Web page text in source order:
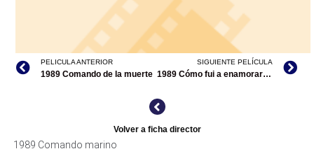
PELICULA ANTERIOR
1989 Comando de la muerte
SIGUIENTE PELÍCULA
1989 Cómo fui a enamorarme de ti
Volver a ficha director
1989 Comando marino